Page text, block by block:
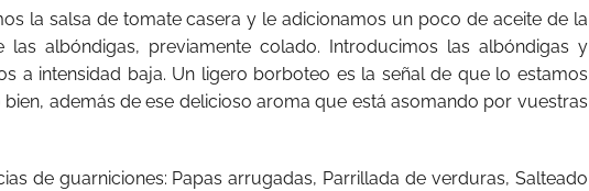
la salsa de tomate casera y le adicionamos un poco de aceite de la
las albóndigas, previamente colado. Introducimos las albóndigas y
a intensidad baja. Un ligero borboteo es la señal de que lo estamos
bien, además de ese delicioso aroma que está asomando por vuestras
de guarniciones: Papas arrugadas, Parrillada de verduras, Salteado